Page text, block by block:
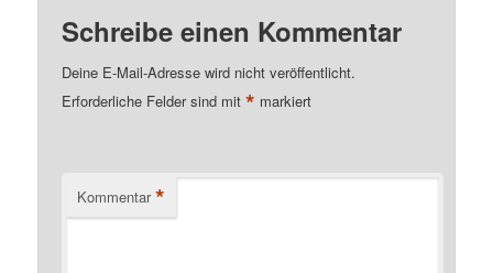
Schreibe einen Kommentar
Deine E-Mail-Adresse wird nicht veröffentlicht.
Erforderliche Felder sind mit* markiert
Kommentar *